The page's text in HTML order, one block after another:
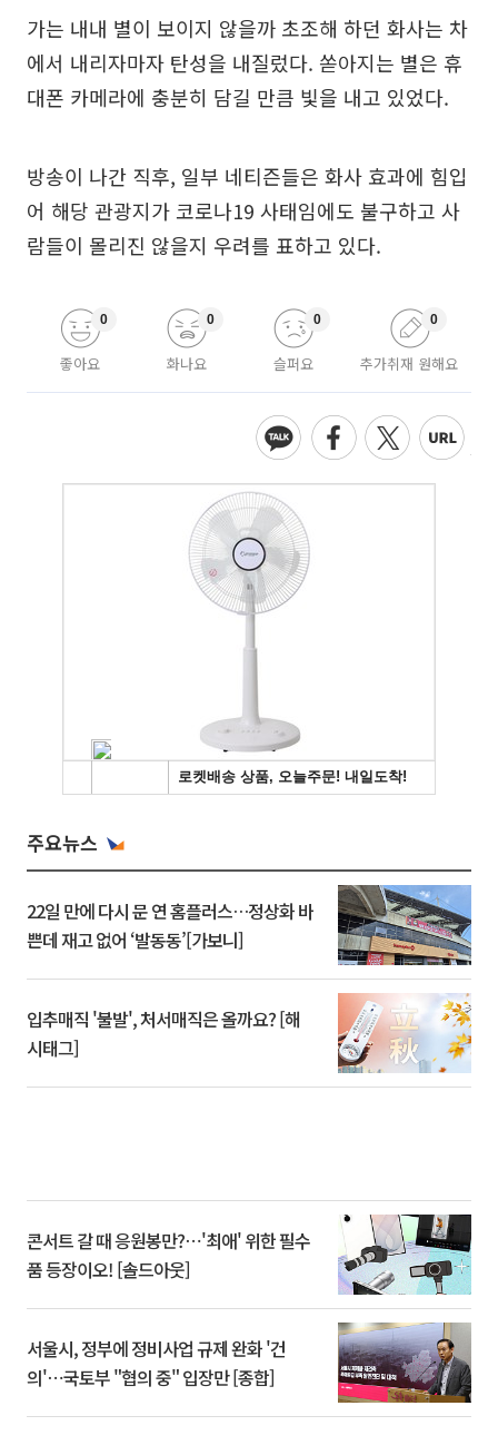
가는 내내 별이 보이지 않을까 초조해 하던 화사는 차
에서 내리자마자 탄성을 내질렀다. 쏟아지는 별은 휴
대폰 카메라에 충분히 담길 만큼 빛을 내고 있었다.
방송이 나간 직후, 일부 네티즌들은 화사 효과에 힘입
어 해당 관광지가 코로나19 사태임에도 불구하고 사
람들이 몰리진 않을지 우려를 표하고 있다.
좋아요
0
화나요
0
슬퍼요
0
추가취재 원해요
0
주요뉴스
22일 만에 다시 문 연 홈플러스…정상화 바
쁜데 재고 없어 ‘발동동’[가보니]
입추매직 '불발', 처서매직은 올까요? [해
시태그]
콘서트 갈 때 응원봉만?⋯'최애' 위한 필수
품 등장이오! [솔드아웃]
서울시, 정부에 정비사업 규제 완화 '건
의'⋯국토부 "협의 중" 입장만 [종합]